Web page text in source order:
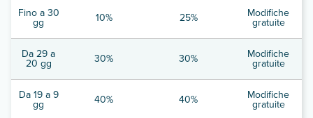
Fino a 30
gg 10% 25% Modifiche
gratuite
Da 29 a
20 gg 30% 30% Modifiche
gratuite
Da 19 a 9
gg 40% 40% Modifiche
gratuite